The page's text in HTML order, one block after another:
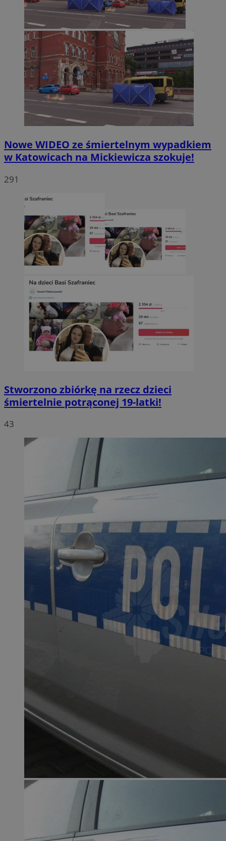
Nowe WIDEO ze śmiertelnym wypadkiem
w Katowicach na Mickiewicza szokuje!
291
Stworzono zbiórkę na rzecz dzieci
śmiertelnie potrąconej 19-latki!
43